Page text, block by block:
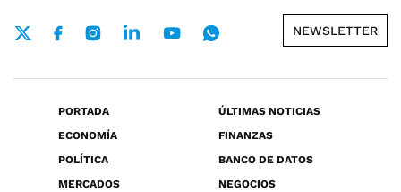
NEWSLETTER
PORTADA
ÚLTIMAS NOTICIAS
ECONOMÍA
FINANZAS
POLÍTICA
BANCO DE DATOS
MERCADOS
NEGOCIOS